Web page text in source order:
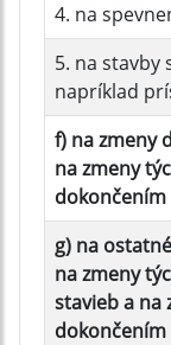
4. na
5. na stavby
napríklad
f) na zmeny
na zmeny
dokončením
g) na
na zmeny
stavieb a na